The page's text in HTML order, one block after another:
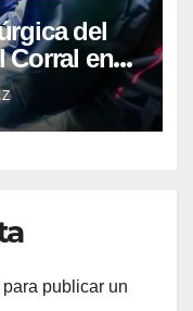
del
Corral en
para publicar un